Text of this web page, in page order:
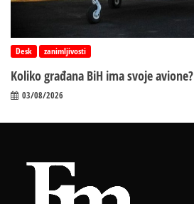
Desk zanimljivosti
Koliko građana BiH ima svoje avione?
03/08/2026